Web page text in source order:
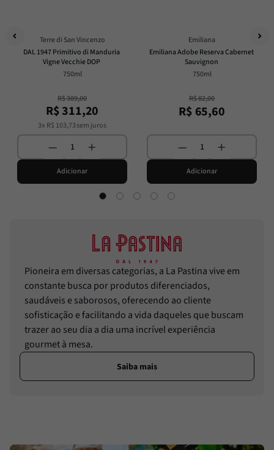
Terre di San Vincenzo
DAL 1947 Primitivo di Manduria
Vigne Vecchie DOP
750ml
R$389,00
R$311,20
3x R$ 103,73sem juros
Adicionar
Emiliana
Emiliana Adobe Reserva Cabernet
Sauvignon
750ml
R$82,00
R$ 65,60
Adicionar
Pioneira em diversas categorias, a La Pastina vive em
constante busca por produtos diferenciados,
saudáveis e saborosos, oferecendo ao cliente
sofisticação e facilitando a vida daqueles que buscam
trazer ao seu dia a dia uma incrível experiência
gourmet à mesa.
Saiba mais